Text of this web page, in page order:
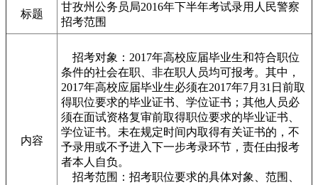
标题
甘孜州公务员局2016年下半年考试录用人民警察
招考范围
内容
招考对象：2017年高校应届毕业生和符合职位
条件的社会在职、非在职人员均可报考。其中，
2017年高校应届毕业生必须在2017年7月31日前取
得职位要求的毕业证书、学位证书；其他人员必
须在面试资格复审前取得职位要求的毕业证书、
学位证书。未在规定时间内取得有关证书的，不
予录用或不予进入下一步考录环节，责任由报考
者本人自负。
招考范围：招考职位要求的具体对象、范围、